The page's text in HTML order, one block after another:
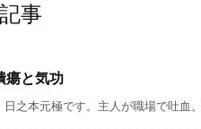
事
瘍と気功
日之本元極です。主人が職場で吐血